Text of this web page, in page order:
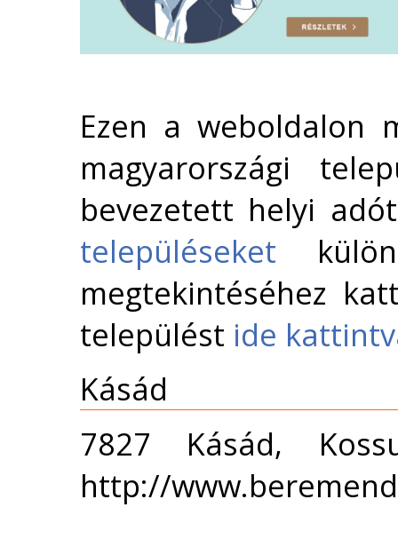
Ezen a weboldalon
magyarországi
bevezetett helyi
településeket
megtekintéséhez
települést ide
Kásád
7827 Kásád,
http://